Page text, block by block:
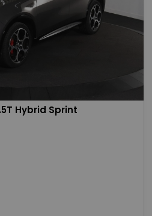
Hybrid Sprint